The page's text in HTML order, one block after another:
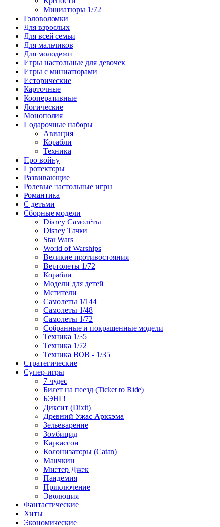
Миниатюры 1/72
Головоломки
Для взрослых
Для всей семьи
Для мальчиков
Для молодежи
Игры настольные для девочек
Игры с миниатюрами
Исторические
Карточные
Кооперативные
Логические
Монополия
Подарочные наборы
Авиация
Корабли
Техника
Про войну
Протекторы
Развивающие
Ролевые настольные игры
Романтика
С детьми
Сборные модели
Disney Самолёты
Disney Тачки
Star Wars
World of Warships
Великие противостояния
Вертолеты 1/72
Корабли
Модели для детей
Мстители
Самолеты 1/144
Самолеты 1/48
Самолеты 1/72
Собранные и покрашенные модели
Техника 1/35
Техника 1/72
Техника ВОВ - 1/35
Стратегические
Супер-игры
7 чудес
Билет на поезд (Ticket to Ride)
БЭНГ!
Диксит (Dixit)
Древний Ужас Аркхэма
Зельеварение
Зомбицид
Каркассон
Колонизаторы (Catan)
Манчкин
Мистер Джек
Пандемия
Приключение
Эволюция
Фантастические
Хиты
Экономические